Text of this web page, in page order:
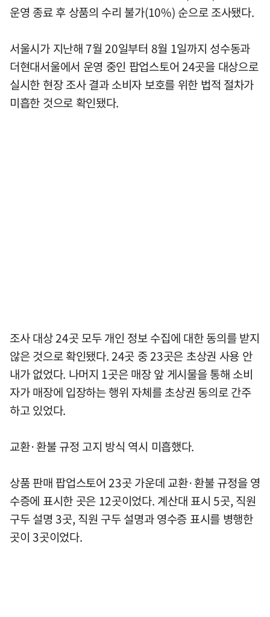
운영 종료 후 상품의 수리 불가(10%) 순으로 조사됐다.
서울시가 지난해 7월 20일부터 8월 1일까지 성수동과
더현대서울에서 운영 중인 팝업스토어 24곳을 대상으로
실시한 현장 조사 결과 소비자 보호를 위한 법적 절차가
미흡한 것으로 확인됐다.
조사 대상 24곳 모두 개인 정보 수집에 대한 동의를 받지
않은 것으로 확인됐다. 24곳 중 23곳은 초상권 사용 안
내가 없었다. 나머지 1곳은 매장 앞 게시물을 통해 소비
자가 매장에 입장하는 행위 자체를 초상권 동의로 간주
하고 있었다.
교환·환불 규정 고지 방식 역시 미흡했다.
상품 판매 팝업스토어 23곳 가운데 교환·환불 규정을 영
수증에 표시한 곳은 12곳이었다. 계산대 표시 5곳, 직원
구두 설명 3곳, 직원 구두 설명과 영수증 표시를 병행한
곳이 3곳이었다.